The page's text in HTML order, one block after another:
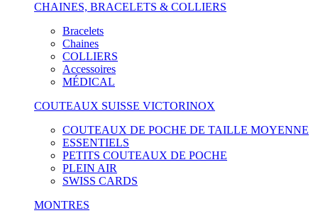
CHAINES, BRACELETS & COLLIERS
Bracelets
Chaines
COLLIERS
Accessoires
MÉDICAL
COUTEAUX SUISSE VICTORINOX
COUTEAUX DE POCHE DE TAILLE MOYENNE
ESSENTIELS
PETITS COUTEAUX DE POCHE
PLEIN AIR
SWISS CARDS
MONTRES